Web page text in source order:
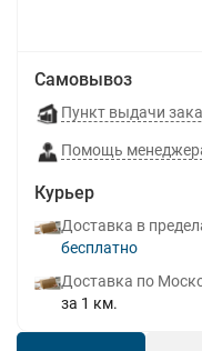
Самовывоз
Пункт выдачи
Помощь
Курьер
Доставка в
Бесплатно
Доставка по
за 1 км.